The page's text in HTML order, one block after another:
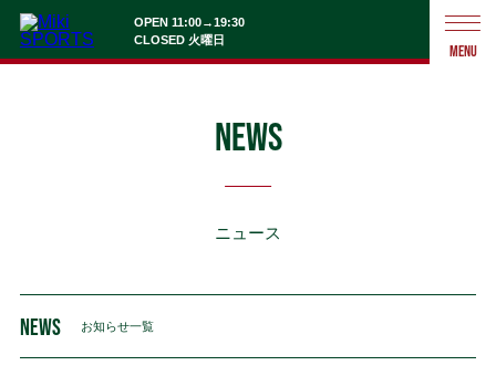
MENU
OPEN 11:00→19:30
CLOSED 火曜日
NEWS
ニュース
NEWS お知らせ一覧